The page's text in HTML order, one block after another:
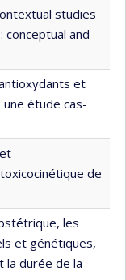
studies
conceptual and
et
une étude cas-
de
les
et génétiques,
la durée de la